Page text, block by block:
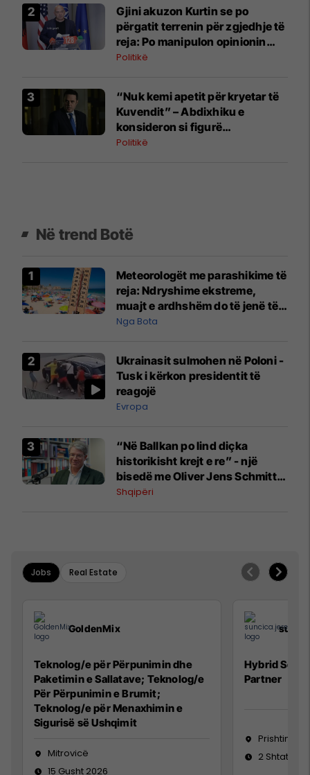
Gjini akuzon Kurtin se po
përgatit terrenin për zgjedhje të
reja: Po manipulon opinionin
publik
Politikë
“Nuk kemi apetit për kryetar të
Kuvendit” – Abdixhiku e
konsideron si figurë
ceremoniale
Politikë
Në trend Botë
Meteorologët me parashikime të
reja: Ndryshime ekstreme,
muajt e ardhshëm do të jenë të
pazakontë
Nga Bota
Ukrainasit sulmohen në Poloni -
Tusk i kërkon presidentit të
reagojë
Evropa
“Në Ballkan po lind diçka
historikisht krejt e re” - një
bisedë me Oliver Jens Schmitt
mbi protestat në Shqipëri dhe të
Shqipëri
Jobs Real Estate
GoldenMix
Teknolog/e për Përpunimin dhe
Paketimin e Sallatave; Teknolog/e
Për Përpunimin e Brumit;
Teknolog/e për Menaxhimin e
Sigurisë së Ushqimit
Mitrovicë
15 Gusht 2026
Hybrid
Partner
Prishtinë
2 Shtator